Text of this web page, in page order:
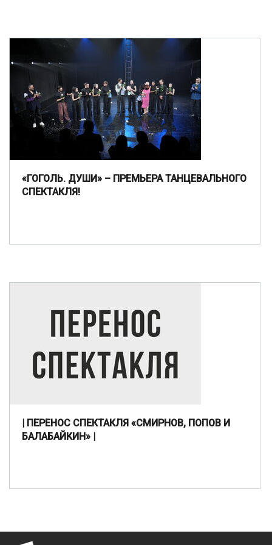
«ГОГОЛЬ. ДУШИ» – ПРЕМЬЕРА ТАНЦЕВАЛЬНОГО
СПЕКТАКЛЯ!
| ПЕРЕНОС СПЕКТАКЛЯ «СМИРНОВ, ПОПОВ И
БАЛАБАЙКИН» |